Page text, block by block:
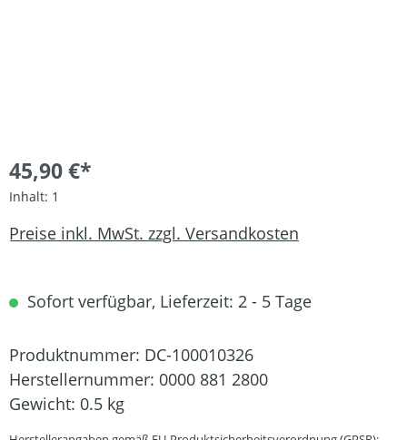
45,90 €*
Inhalt: 1
Preise inkl. MwSt. zzgl. Versandkosten
Sofort verfügbar, Lieferzeit: 2 - 5 Tage
Produktnummer: DC-100010326
Herstellernummer: 0000 881 2800
Gewicht: 0.5 kg